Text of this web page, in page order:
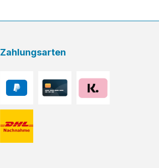
Zahlungsarten